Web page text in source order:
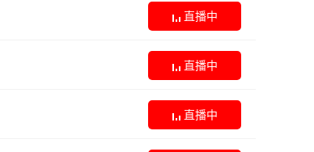
直播中
直播中
直播中